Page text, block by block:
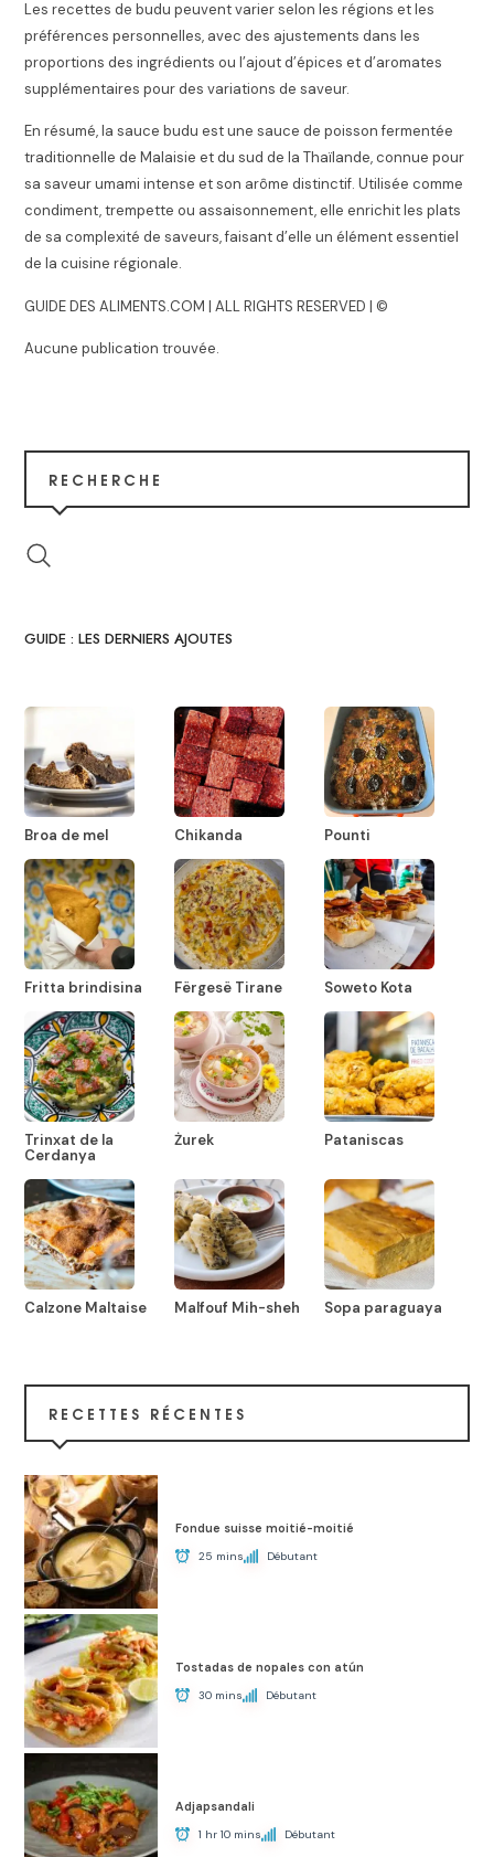
Les recettes de budu peuvent varier selon les régions et les
préférences personnelles, avec des ajustements dans les
proportions des ingrédients ou l’ajout d’épices et d’aromates
supplémentaires pour des variations de saveur.
En résumé, la sauce budu est une sauce de poisson fermentée
traditionnelle de Malaisie et du sud de la Thaïlande, connue pour
sa saveur umami intense et son arôme distinctif. Utilisée comme
condiment, trempette ou assaisonnement, elle enrichit les plats
de sa complexité de saveurs, faisant d’elle un élément essentiel
de la cuisine régionale.
GUIDE DES ALIMENTS.COM | ALL RIGHTS RESERVED | ©
Aucune publication trouvée.
RECHERCHE
GUIDE : LES DERNIERS AJOUTES
Broa de mel Chikanda Pounti
Fritta brindisina Fërgesë Tirane Soweto Kota
Trinxat de la
Cerdanya
Żurek Pataniscas
Calzone Maltaise Malfouf Mih-sheh Sopa paraguaya
RECETTES RÉCENTES
Fondue suisse moitié-moitié
25 mins Débutant
Tostadas de nopales con atún
30 mins Débutant
Adjapsandali
1 hr 10 mins Débutant